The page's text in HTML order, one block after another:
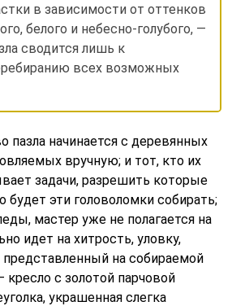
в зависимости от оттенков
белого и небесно-голубого, —
сводится лишь к
всех возможных
пазла начинается с деревянных
вручную; и тот, кто их
задачи, разрешить которые
будет эти головоломки собирать;
мастер уже не полагается на
идет на хитрость, уловку,
на собираемой
кресло с золотой парчовой
украшенная слегка